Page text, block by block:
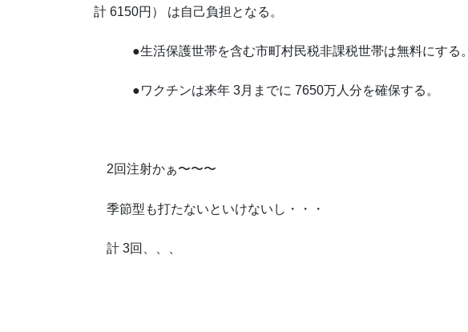
計 6150円） は自己負担となる。
●生活保護世帯を含む市町村民税非課税世帯は無料にする。
●ワクチンは来年 3月までに 7650万人分を確保する。
2回注射かぁ〜〜〜
季節型も打たないといけないし・・・
計 3回、、、